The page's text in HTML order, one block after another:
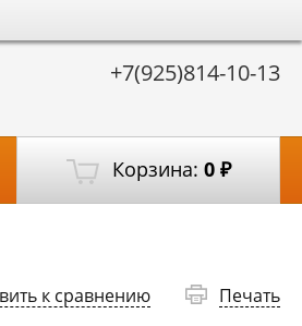
+7(925)814-10-13
Корзина: 0 ₽
к сравнению Печать